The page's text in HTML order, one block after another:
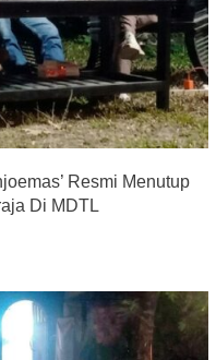
Resmi Menutup
Di MDTL